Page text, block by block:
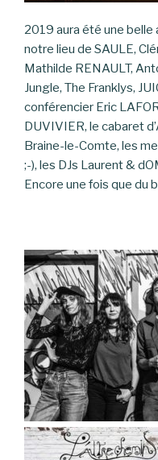
2019 aura été une belle
notre lieu de SAULE,
Mathilde RENAULT,
Jungle, The Franklys,
conférencier Eric
DUVIVIER, le cabaret
Braine-le-Comte, les
;-), les DJs Laurent &
Encore une fois que du